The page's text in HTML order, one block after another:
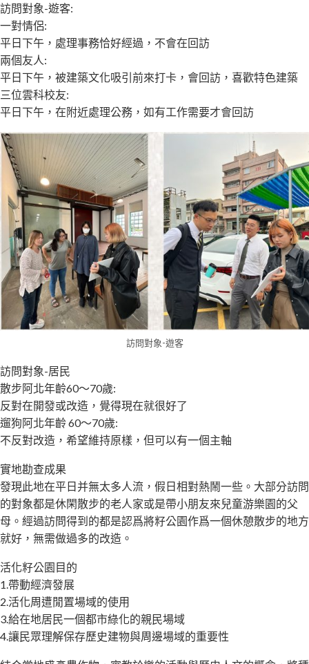
訪問對象-遊客:
一對情侶:
平日下午，處理事務恰好經過，不會在回訪
兩個友人:
平日下午，被建築文化吸引前來打卡，會回訪，喜歡特色建築
三位雲科校友:
平日下午，在附近處理公務，如有工作需要才會回訪
訪問對象-遊客
訪問對象-居民
散步阿北年齡60～70歲:
反對在開發或改造，覺得現在就很好了
遛狗阿北年齡 60～70歲:
不反對改造，希望維持原樣，但可以有一個主軸
實地勘查成果
發現此地在平日并無太多人流，假日相對熱鬧一些。大部分訪問
的對象都是休閑散步的老人家或是帶小朋友來兒童游樂園的父
母。經過訪問得到的都是認爲將籽公園作爲一個休憩散步的地方
就好，無需做過多的改造。
活化籽公園目的
1.帶動經濟發展
2.活化周遭閒置場域的使用
3.給在地居民一個都市綠化的親民場域
4.讓民眾理解保存歷史建物與周邊場域的重要性